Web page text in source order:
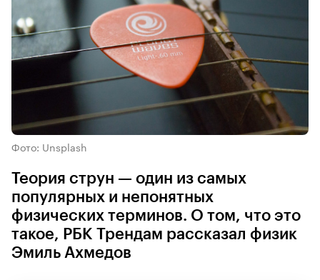
Фото: Unsplash
Теория струн — один из самых
популярных и непонятных
физических терминов. О том, что это
такое, РБК Трендам рассказал физик
Эмиль Ахмедов